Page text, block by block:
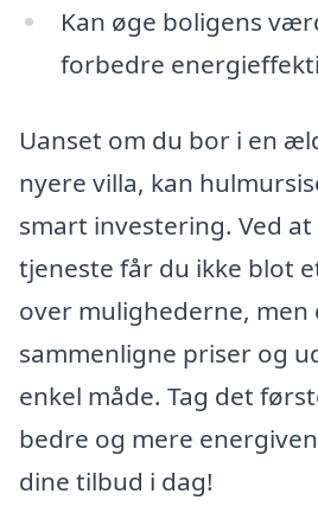
Kan øge boligens
forbedre
Uanset om du bor i en
nyere villa, kan
smart investering. Ved
tjeneste får du ikke blot
over mulighederne, men
sammenligne priser og
enkel måde. Tag det
bedre og mere
dine tilbud i dag!